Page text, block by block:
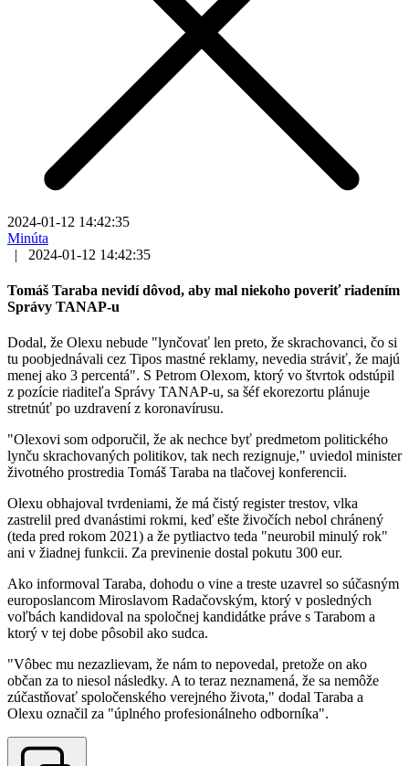
2024-01-12 14:42:35
Minúta
|
2024-01-12 14:42:35
Tomáš Taraba nevidí dôvod, aby mal niekoho poveriť riadením
Správy TANAP-u
Dodal, že Olexu nebude "lynčovať len preto, že skrachovanci, čo si
tu poobjednávali cez Tipos mastné reklamy, nevedia stráviť, že majú
menej ako 3 percentá". S Petrom Olexom, ktorý vo štvrtok odstúpil
z pozície riaditeľa Správy TANAP-u, sa šéf ekorezortu plánuje
stretnúť po uzdravení z koronavírusu.
"Olexovi som odporučil, že ak nechce byť predmetom politického
lynču skrachovaných politikov, tak nech rezignuje," uviedol minister
životného prostredia Tomáš Taraba na tlačovej konferencii.
Olexu obhajoval tvrdeniami, že má čistý register trestov, vlka
zastrelil pred dvanástimi rokmi, keď ešte živočích nebol chránený
(teda pred rokom 2021) a že pytliactvo teda "neurobil minulý rok"
ani v žiadnej funkcii. Za previnenie dostal pokutu 300 eur.
Ako informoval Taraba, dohodu o vine a treste uzavrel so súčasným
europoslancom Miroslavom Radačovským, ktorý v posledných
voľbách kandidoval na spoločnej kandidátke práve s Tarabom a
ktorý v tej dobe pôsobil ako sudca.
"Vôbec mu nezazlievam, že nám to nepovedal, pretože on ako
občan za to niesol následky. A to teraz neznamená, že sa nemôže
zúčastňovať spoločenského verejného života," dodal Taraba a
Olexu označil za "úplného profesionálneho odborníka".